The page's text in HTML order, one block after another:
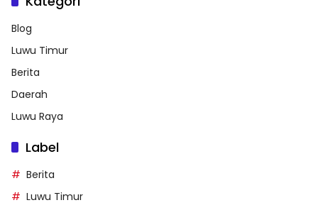
Blog
Luwu Timur
Berita
Daerah
Luwu Raya
Label
Berita
Luwu Timur